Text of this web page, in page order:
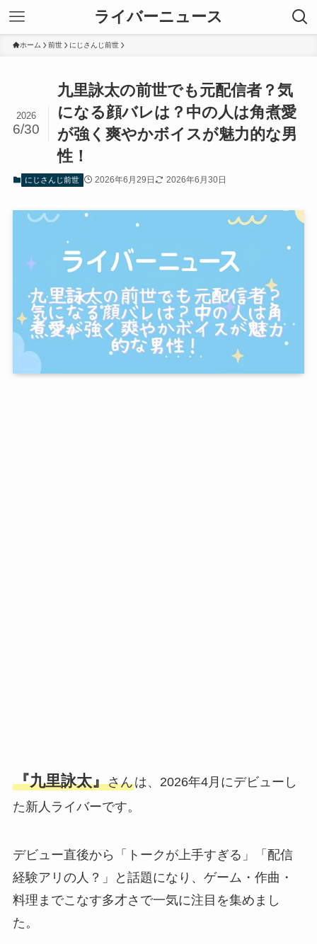
ライバーニュース
ホーム 前世 にじさんじ前世
九里詠太の前世でも元配信者？気
になる顔バレは？中の人は角煮愛
が強く爽やかボイスが魅力的な男
性！
2026
6/30
にじさんじ前世 2026年6月29日 2026年6月30日
『九里詠太』さんは、2026年4月にデビューし
た新人ライバーです。
デビュー直後から「トークが上手すぎる」「配信
経験アリの人？」と話題になり、ゲーム・作曲・
料理までこなす多才さで一気に注目を集めまし
た。